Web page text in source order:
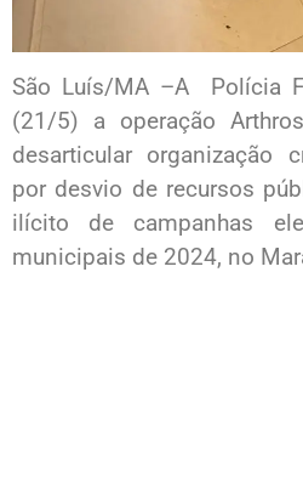
São Luís/MA –A Polícia
(21/5) a operação
desarticular organização
por desvio de recursos
ilícito de campanhas
municipais de 2024, no